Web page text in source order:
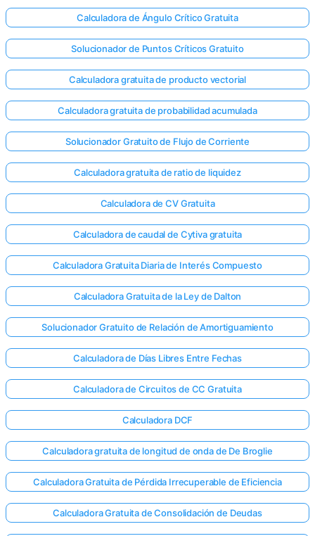
Calculadora de Ángulo Crítico Gratuita
Solucionador de Puntos Críticos Gratuito
Calculadora gratuita de producto vectorial
Calculadora gratuita de probabilidad acumulada
Solucionador Gratuito de Flujo de Corriente
Calculadora gratuita de ratio de liquidez
Calculadora de CV Gratuita
Calculadora de caudal de Cytiva gratuita
Calculadora Gratuita Diaria de Interés Compuesto
Calculadora Gratuita de la Ley de Dalton
Solucionador Gratuito de Relación de Amortiguamiento
Calculadora de Días Libres Entre Fechas
Calculadora de Circuitos de CC Gratuita
Calculadora DCF
Calculadora gratuita de longitud de onda de De Broglie
Calculadora Gratuita de Pérdida Irrecuperable de Eficiencia
Calculadora Gratuita de Consolidación de Deudas